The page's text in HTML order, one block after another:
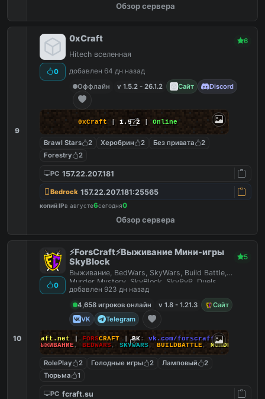
Обзор сервера
9
0
0xCraft 6
Hitech вселенная
добавлен 64 дн назад
Оффлайн
v 1.5.2 - 26.1.2 Сайт Discord
0xCraft | 1.5.2 | Online
Brawl Stars 2 Херобрин 2 Без привата
2
Forestry
2
PC 157.22.207.181
Bedrock 157.22.207.181:25565
копий IPв августе6сегодня0
Обзор сервера
10
0
⚡ForsCraft⚡Выживание Мини-игры
SkyBlock
5
Выживание, BedWars, SkyWars, Build Battle,
Murder Mystery, SkyBlock, SkyPvP, Duels,
HideAndSeek
добавлен 923 дн назад
4,658 игроков онлайн
v 1.8 - 1.21.3
Сайт
VK
Telegram
ForsCraft.net FORSCRAFT ВК:
vk.com/forscraft
ВЫЖИВАНИЕ, BEDWARS, SKYWARS, BUILDBATTLE, MURDERMYSTERY
RolePlay 2 Голодные игры 2 Ламповый
2
Тюрьма
1
PC fcraft.su